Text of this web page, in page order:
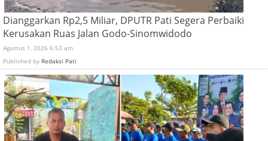
Dianggarkan Rp2,5 Miliar, DPUTR Pati Segera Perbaiki
Kerusakan Ruas Jalan Godo-Sinomwidodo
Agustus 1, 2026 6:53 am
Published by Redaksi Pati